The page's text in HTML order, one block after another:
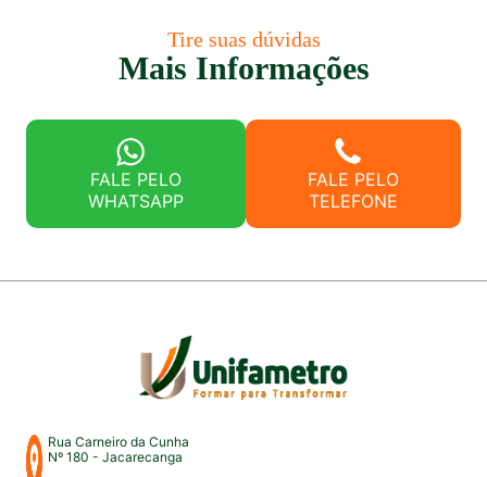
Tire suas dúvidas
Mais Informações
FALE PELO
WHATSAPP
FALE PELO
TELEFONE
Rua Carneiro da Cunha
Nº 180 - Jacarecanga